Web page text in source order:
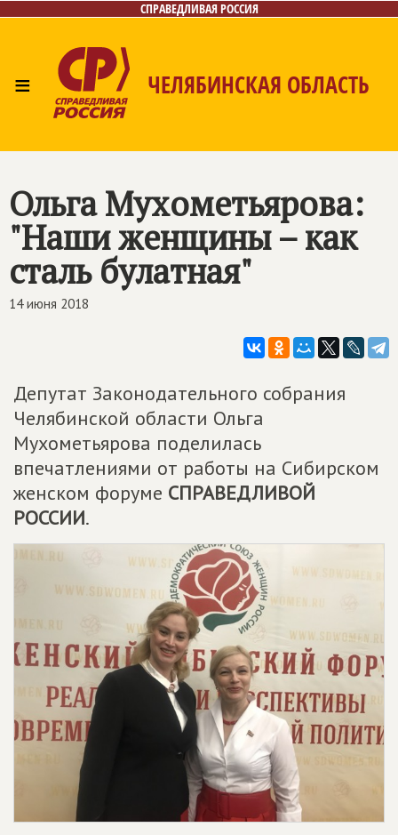
СПРАВЕДЛИВАЯ РОССИЯ
≡ ЧЕЛЯБИНСКАЯ ОБЛАСТЬ
Ольга Мухометьярова:
"Наши женщины – как
сталь булатная"
14 июня 2018
Депутат Законодательного собрания
Челябинской области Ольга
Мухометьярова поделилась
впечатлениями от работы на Сибирском
женском форуме СПРАВЕДЛИВОЙ
РОССИИ.